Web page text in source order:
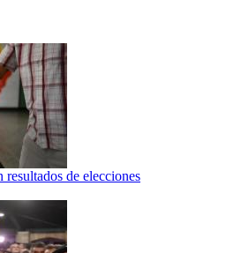
resultados de elecciones